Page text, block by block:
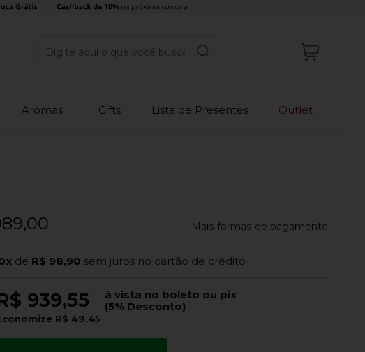
Aromas Gifts Lista de Presentes Outlet
Mais formas de pagamento
de R$ 98,90 sem juros no cartão de crédito
939,55
à vista no boleto ou pix
(5% Desconto)
R$ 49,45